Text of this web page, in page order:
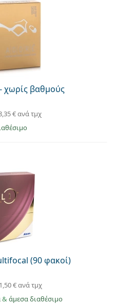
χωρίς βαθμούς
€ανά τμχ
(90 φακοί)
1,50 €ανά τμχ
& άμεσα διαθέσιμο